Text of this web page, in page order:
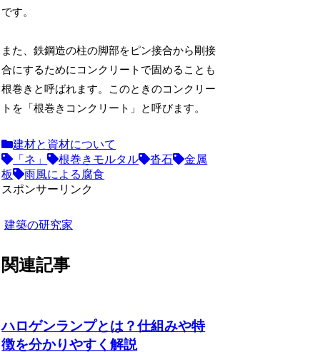
です。
また、鉄鋼造の柱の脚部をピン接合から剛接
合にするためにコンクリートで固めることも
根巻きと呼ばれます。このときのコンクリー
トを「根巻きコンクリート」と呼びます。
建材と資材について
「ネ」
根巻きモルタル 沓石
金属
板
雨風による腐食
スポンサーリンク
建築の研究家
関連記事
ハロゲンランプとは？仕組みや特
徴を分かりやすく解説